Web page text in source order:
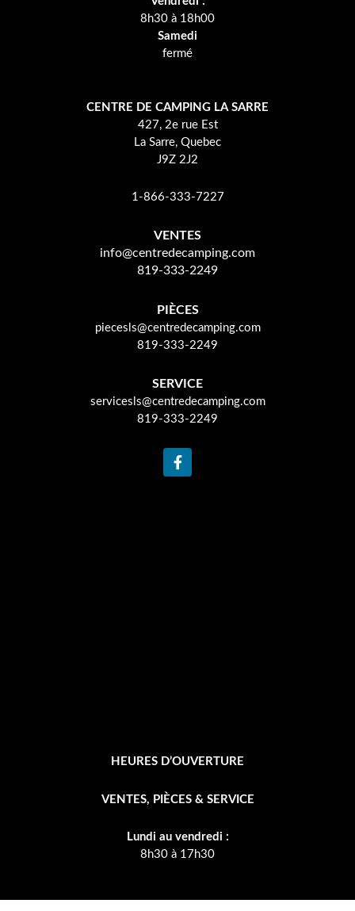
8h30 à 18h00
Samedi
fermé
CENTRE DE CAMPING LA SARRE
427, 2e rue Est
La Sarre, Quebec
J9Z 2J2
1-866-333-7227
VENTES
info@centredecamping.com
819-333-2249
PIÈCES
piecesls@centredecamping.com
819-333-2249
SERVICE
servicesls@centredecamping.com
819-333-2249
F
HEURES D’OUVERTURE
VENTES, PIÈCES & SERVICE
Lundi au vendredi :
8h30 à 17h30